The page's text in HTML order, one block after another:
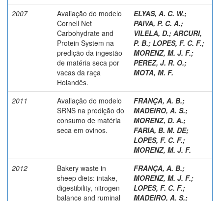
2007
Avaliação do modelo
Cornell Net
Carbohydrate and
Protein System na
predição da ingestão
de matéria seca por
vacas da raça
Holandês.
ELYAS, A. C. W.;
PAIVA, P. C. A.;
VILELA, D.; ARCURI,
P. B.; LOPES, F. C. F.;
MORENZ, M. J. F.;
PEREZ, J. R. O.;
MOTA, M. F.
2011
Avaliação do modelo
SRNS na predição do
consumo de matéria
seca em ovinos.
FRANÇA, A. B.;
MADEIRO, A. S.;
MORENZ, D. A.;
FARIA, B. M. DE;
LOPES, F. C. F.;
MORENZ, M. J. F.
2012
Bakery waste in
sheep diets: intake,
digestibility, nitrogen
balance and ruminal
FRANÇA, A. B.;
MORENZ, M. J. F.;
LOPES, F. C. F.;
MADEIRO, A. S.;